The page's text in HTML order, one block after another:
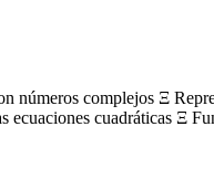
complejos Ξ
ecuaciones cuadráticas Ξ